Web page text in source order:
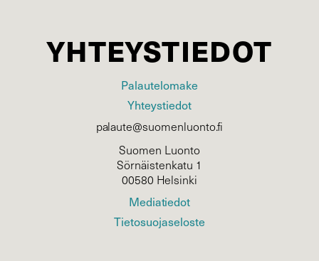
YHTEYSTIEDOT
Palautelomake
Yhteystiedot
palaute@suomenluonto.fi
Suomen Luonto
Sörnäistenkatu 1
00580 Helsinki
Mediatiedot
Tietosuojaseloste